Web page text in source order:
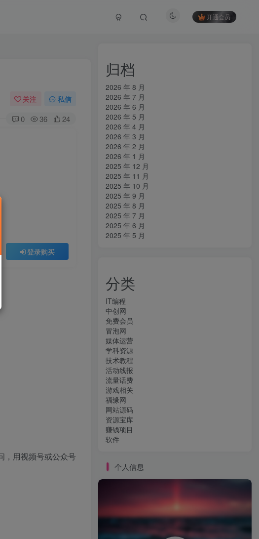
开通会员
关注 私信
0 36 24
登录购买
，用视频号或公众号
归档
2026 年 8 月
2026 年 7 月
2026 年 6 月
2026 年 5 月
2026 年 4 月
2026 年 3 月
2026 年 2 月
2026 年 1 月
2025 年 12 月
2025 年 11 月
2025 年 10 月
2025 年 9 月
2025 年 8 月
2025 年 7 月
2025 年 6 月
2025 年 5 月
分类
IT编程
中创网
免费会员
冒泡网
媒体运营
学科资源
技术教程
活动线报
流量话费
游戏相关
福缘网
网站源码
资源宝库
赚钱项目
软件
个人信息